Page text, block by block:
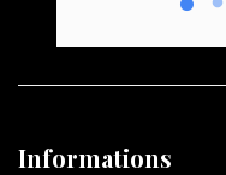
Informations